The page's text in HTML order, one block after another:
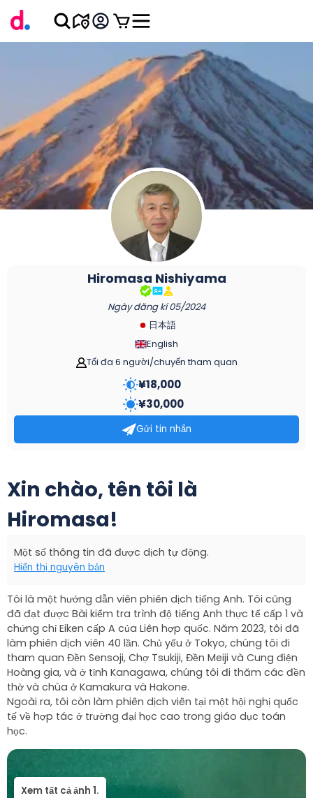
Xin chào, tên tôi là
Hiromasa!
Một số thông tin đã được dịch tự động.
Hiển thị nguyên bản
Tôi là một hướng dẫn viên phiên dịch tiếng Anh. Tôi cũng
đã đạt được Bài kiểm tra trình độ tiếng Anh thực tế cấp 1 và
chứng chỉ Eiken cấp A của Liên hợp quốc. Năm 2023, tôi đã
làm phiên dịch viên 40 lần. Chủ yếu ở Tokyo, chúng tôi đi
tham quan Đền Sensoji, Chợ Tsukiji, Đền Meiji và Cung điện
Hoàng gia, và ở tỉnh Kanagawa, chúng tôi đi thăm các đền
thờ và chùa ở Kamakura và Hakone.
Ngoài ra, tôi còn làm phiên dịch viên tại một hội nghị quốc
tế về hợp tác ở trường đại học cao trong giáo dục toán
Xem tất cả ảnh 1.
Hiromasa Nishiyama
Ngày đăng kí 05/2024
日本語
English
Tối đa 6 người/chuyến tham quan
¥18,000
¥30,000
Gửi tin nhắn